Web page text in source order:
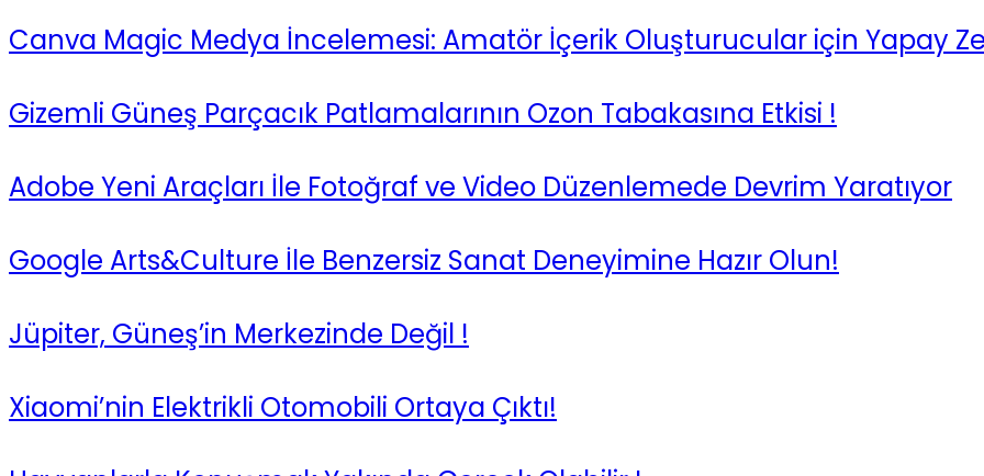
Canva Magic Medya İncelemesi: Amatör İçerik Oluşturucular için Yapay
Gizemli Güneş Parçacık Patlamalarının Ozon Tabakasına Etkisi !
Adobe Yeni Araçları İle Fotoğraf ve Video Düzenlemede Devrim Yaratıyor
Google Arts&Culture İle Benzersiz Sanat Deneyimine Hazır Olun!
Jüpiter, Güneş’in Merkezinde Değil !
Xiaomi’nin Elektrikli Otomobili Ortaya Çıktı!